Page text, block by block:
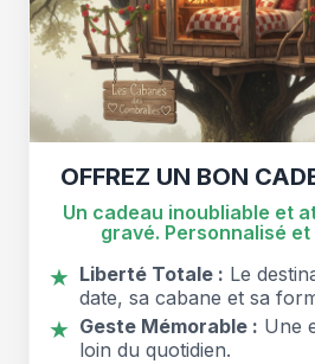
OFFREZ UN BON
Un cadeau inoubliable et
gravé. Personnalisé et
★ Liberté Totale : Le
date, sa cabane et sa
★ Geste Mémorable : Une
loin du quotidien.